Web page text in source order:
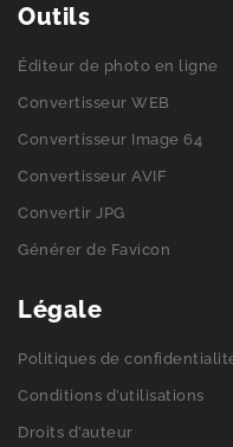
Outils
Éditeur de photo en ligne
Convertisseur WEB
Convertisseur Image 64
Convertisseur AVIF
Convertir JPG
Générer de Favicon
Légale
Politiques de
Conditions d’utilisations
Droits d’auteur